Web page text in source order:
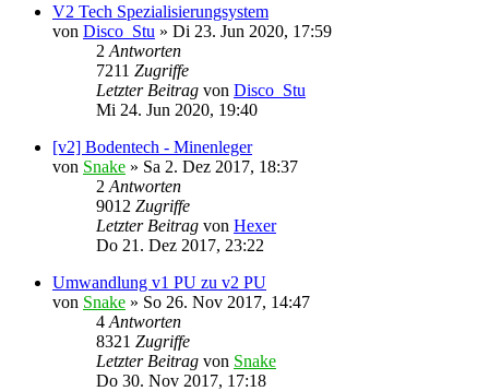
V2 Tech Spezialisierungsystem
von Disco_Stu » Di 23. Jun 2020, 17:59
2 Antworten
7211 Zugriffe
Letzter Beitrag von Disco_Stu
Mi 24. Jun 2020, 19:40
[v2] Bodentech - Minenleger
von Snake » Sa 2. Dez 2017, 18:37
2 Antworten
9012 Zugriffe
Letzter Beitrag von Hexer
Do 21. Dez 2017, 23:22
Umwandlung v1 PU zu v2 PU
von Snake » So 26. Nov 2017, 14:47
4 Antworten
8321 Zugriffe
Letzter Beitrag von Snake
Do 30. Nov 2017, 17:18